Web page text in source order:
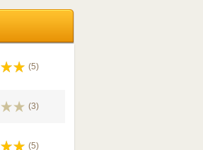
(5)
(3)
(5)